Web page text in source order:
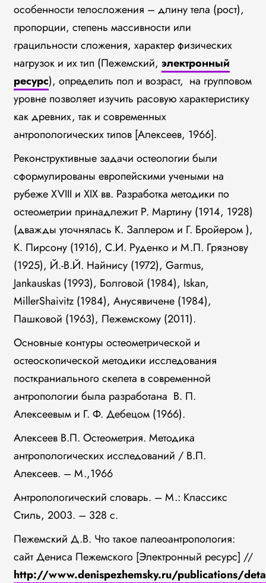
особенности телосложения – длину тела (рост),
пропорции, степень массивности или
грацильности сложения, характер физических
нагрузок и их тип (Пежемский, электронный
ресурс), определить пол и возраст, на групповом
уровне позволяет изучить расовую характеристику
как древних, так и современных
антропологических типов [Алексеев, 1966].
Реконструктивные задачи остеологии были
сформулированы европейскими учеными на
рубеже XVIII и XIX вв. Разработка методики по
остеометрии принадлежит Р. Мартину (1914, 1928)
(дважды уточнялась К. Заллером и Г. Бройером ),
К. Пирсону (1916), С.И. Руденко и М.П. Грязнову
(1925), Й.-В.Й. Найнису (1972), Garmus,
Jankauskas (1993), Болговой (1984), Iskan,
MillerShaivitz (1984), Анусявичене (1984),
Пашковой (1963), Пежемскому (2011).
Основные контуры остеометрической и
остеоскопической методики исследования
посткраниального скелета в современной
антропологии была разработана В. П.
Алексеевым и Г. Ф. Дебецом (1966).
Алексеев В.П. Остеометрия. Методика
антропологических исследований / В.П.
Алексеев. – М.,1966
Антропологический словарь. – М.: Классикс
Стиль, 2003. – 328 с.
Пежемский Д.В. Что такое палеоантропология:
сайт Дениса Пежемского [Электронный ресурс] //
http://www.denispezhemsky.ru/publications/